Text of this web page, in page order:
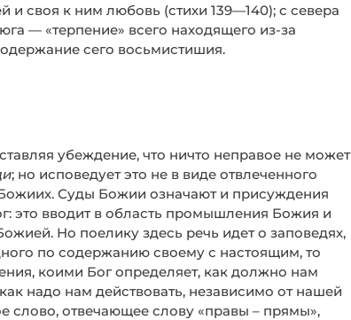
и своя к ним любовь (стихи 139—140); с севера
— «терпение» всего находящего из-за
сего восьмистишия.
убеждение, что ничто неправое не может
; но исповедует это не в виде отвлеченного
Суды Божии означают и присуждения
это вводит в область промышления Божия и
Но поелику здесь речь идет о заповедях,
по содержанию своему с настоящим, то
коими Бог определяет, как должно нам
надо нам действовать, независимо от нашей
слово, отвечающее слову «правы – прямы»,